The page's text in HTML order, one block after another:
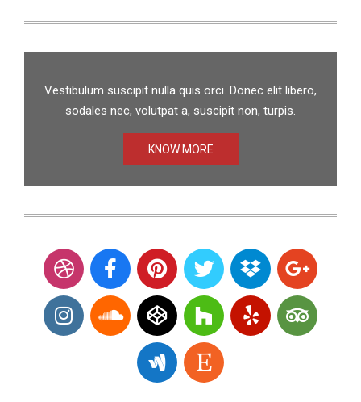
Vestibulum suscipit nulla quis orci. Donec elit libero,
sodales nec, volutpat a, suscipit non, turpis.
KNOW MORE